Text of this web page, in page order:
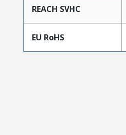
REACH SVHC
EU RoHS